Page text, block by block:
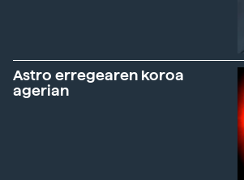
Astro erregearen koroa
agerian